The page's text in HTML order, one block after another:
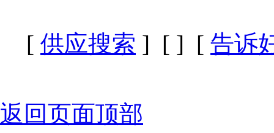
[ 供应搜索 ] [ ] [ 告诉
返回页面顶部